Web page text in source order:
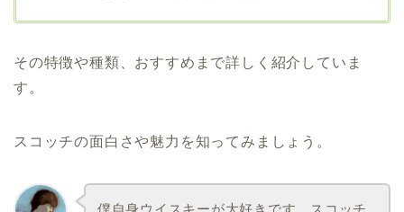
その特徴や種類、おすすめまで詳しく紹介していま
す。
スコッチの面白さや魅力を知ってみましょう。
僕自身ウイスキーが大好きです。スコッチ